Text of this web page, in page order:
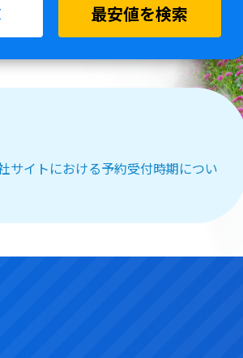
最安値を検索
サイトにおける予約受付時期につい